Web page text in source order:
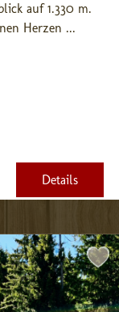
auf 1.330 m.
Herzen ...
Details